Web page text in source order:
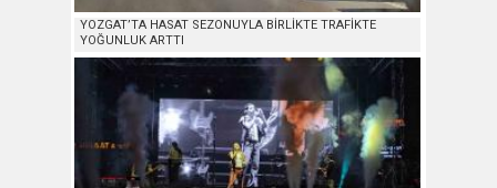
YOZGAT’TA HASAT SEZONUYLA BİRLİKTE TRAFİKTE
YOĞUNLUK ARTTI